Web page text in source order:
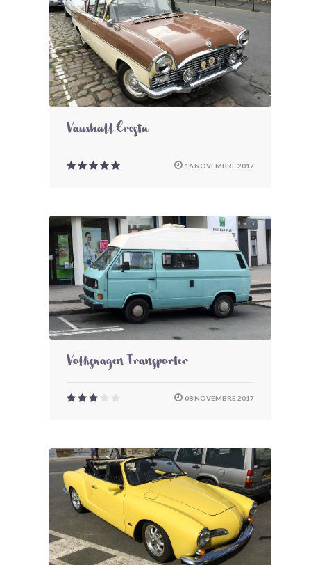
Vauxhall Cresta
16 NOVEMBRE 2017
Volkswagen Transporter
08 NOVEMBRE 2017